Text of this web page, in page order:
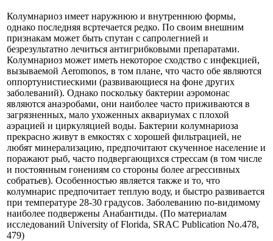
Колумнариоз имеет наружнюю и внутреннюю формы,
однако последняя всртечается редко. По своим внешним
признакам может быть спутан с сапролегнией и
безрезультатно лечиться антигрибковыми препаратами.
Колумнариоз может иметь некоторое сходство с инфекцией,
вызываемой Aeromonos, в том плане, что часто обе являются
оппортунистиескими (развивающиеся на фоне других
заболеваний). Однако поскольку бактерии аэромонас
являются анаэробами, они наиболее часто приживаются в
загрязненных, мало ухоженных аквариумах с плохой
аэрацией и циркуляцией воды. Бактерии колумнариоза
прекрасно живут в емкостях с хорошей фильтрацией, не
любят минерализацию, предпочитают скученное население и
поражают рыб, часто подвергающихся стрессам (в том числе
и постоянным гонениям со стороны более агрессивных
собратьев). Особенностью является также и то, что
колумнарис предпочитает теплую воду, и быстро развивается
при температуре 28-30 градусов. Заболеванию по-видимому
наиболее подвержены Анабантиды. (По материалам
исследований University of Florida, SRAC Publication No.478,
479)